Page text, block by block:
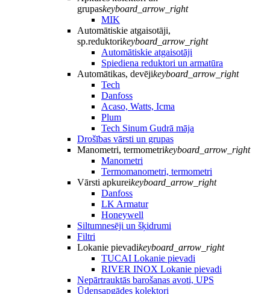
grupaskeyboard_arrow_right
MIK
Automātiskie atgaisotāji,
sp.reduktorikeyboard_arrow_right
Automātiskie atgaisotāji
Spiediena reduktori un armatūra
Automātikas, devējikeyboard_arrow_right
Tech
Danfoss
Acaso, Watts, Icma
Plum
Tech Sinum Gudrā māja
Drošības vārsti un grupas
Manometri, termometrikeyboard_arrow_right
Manometri
Termomanometri, termometri
Vārsti apkureikeyboard_arrow_right
Danfoss
LK Armatur
Honeywell
Siltumnesēji un šķidrumi
Filtri
Lokanie pievadikeyboard_arrow_right
TUCAI Lokanie pievadi
RIVER INOX Lokanie pievadi
Nepārtrauktās barošanas avoti, UPS
Ūdensapgādes kolektori